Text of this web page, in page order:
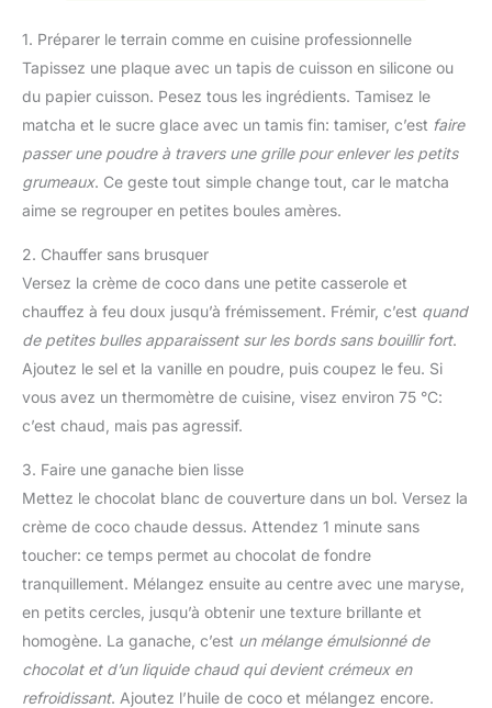
1. Préparer le terrain comme en cuisine professionnelle
Tapissez une plaque avec un tapis de cuisson en silicone ou
du papier cuisson. Pesez tous les ingrédients. Tamisez le
matcha et le sucre glace avec un tamis fin: tamiser, c’est faire
passer une poudre à travers une grille pour enlever les petits
grumeaux. Ce geste tout simple change tout, car le matcha
aime se regrouper en petites boules amères.
2. Chauffer sans brusquer
Versez la crème de coco dans une petite casserole et
chauffez à feu doux jusqu’à frémissement. Frémir, c’est quand
de petites bulles apparaissent sur les bords sans bouillir fort.
Ajoutez le sel et la vanille en poudre, puis coupez le feu. Si
vous avez un thermomètre de cuisine, visez environ 75 °C:
c’est chaud, mais pas agressif.
3. Faire une ganache bien lisse
Mettez le chocolat blanc de couverture dans un bol. Versez la
crème de coco chaude dessus. Attendez 1 minute sans
toucher: ce temps permet au chocolat de fondre
tranquillement. Mélangez ensuite au centre avec une maryse,
en petits cercles, jusqu’à obtenir une texture brillante et
homogène. La ganache, c’est un mélange émulsionné de
chocolat et d’un liquide chaud qui devient crémeux en
refroidissant. Ajoutez l’huile de coco et mélangez encore.